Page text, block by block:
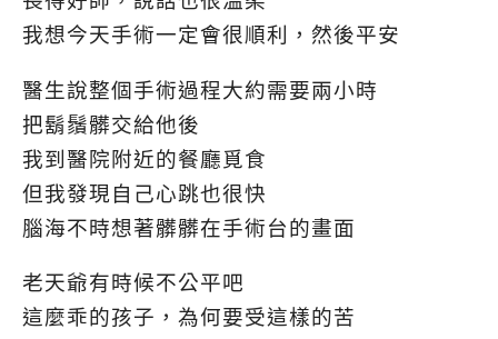
我想今天手術一定會很順利，然後平安
醫生說整個手術過程大約需要兩小時
把鬍鬚髒交給他後
我到醫院附近的餐廳覓食
但我發現自己心跳也很快
腦海不時想著髒髒在手術台的畫面
老天爺有時候不公平吧
這麼乖的孩子，為何要受這樣的苦